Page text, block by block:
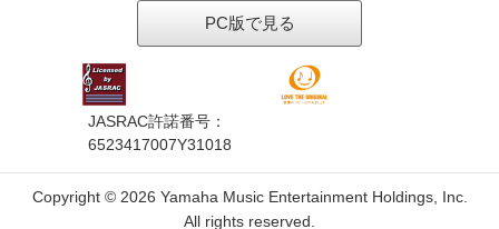
PC版で見る
JASRAC許諾番号：
6523417007Y31018
Copyright © 2026 Yamaha Music Entertainment Holdings, Inc.
All rights reserved.